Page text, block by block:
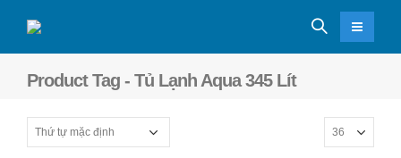
Product Tag - Tủ Lạnh Aqua 345 Lít